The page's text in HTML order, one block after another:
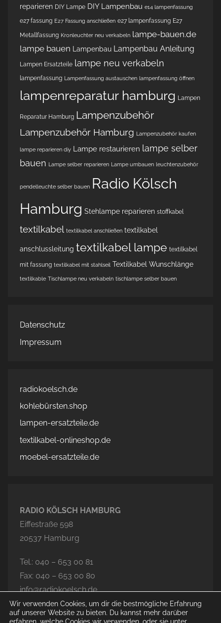
reparieren DIY Lampe DIY Lampenbau e14 lampenfassung
e27 fassung E27 Fassung anschließen e27 lampenfassung E27
Metallfassung Kronleuchter neu verkabeln lampe-bauen.de
lampe bauen
Lampenbau Lampenbau Anleitung
Lampen Ersatzteile lampe neu verkabeln
lampenfassung Lampenfassung austauschen lampenfassung öffnen
lampenreparatur hamburg Lampen
Reparatur Hamburg Lampenzubehör
Lampenzubehör Hamburg Lampenzubehör kaufen
lampe reparieren diy Lampe restaurieren lampe selber
bauen Lampe selber reparieren Lampe umbauen leuchtenzubehör
pendelleuchte selber bauen Radio Kölsch
Hamburg Stehlampe reparieren stoffkabel
textilkabel textilkabel anschließen textilkabel
anschlussleitung textilkabel lampe textilkabel
mit fassung textilkabel mit stahlseil Textilkabel Wunschlänge
textilkable Tischlampe neu verkabeln tischlampe selber bauen
Datenschutz
Impressum
radiokoelsch.de
kohlebürsten.shop
lampen-ersatzteile.de
textilkabel-onlineshop.de
moebel-ersatzteile.de
RADIO KÖLSCH HAMBURG
Eiffestraße 598
20537 Hamburg
Tel.: 040 – 653 00 81
Fax: 040 – 653 00 80
info@radiokoelsch.de
Wir verwenden Cookies, um dir die bestmögliche Erfahrung
auf unserer Website zu bieten. Du kannst mehr darüber